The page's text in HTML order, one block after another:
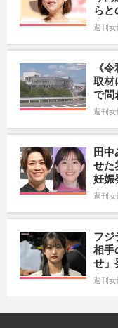
らと
週刊女
《
取材
で問
週刊女
田
せた
妊娠
週刊女
フジ
相手
せ」
週刊女